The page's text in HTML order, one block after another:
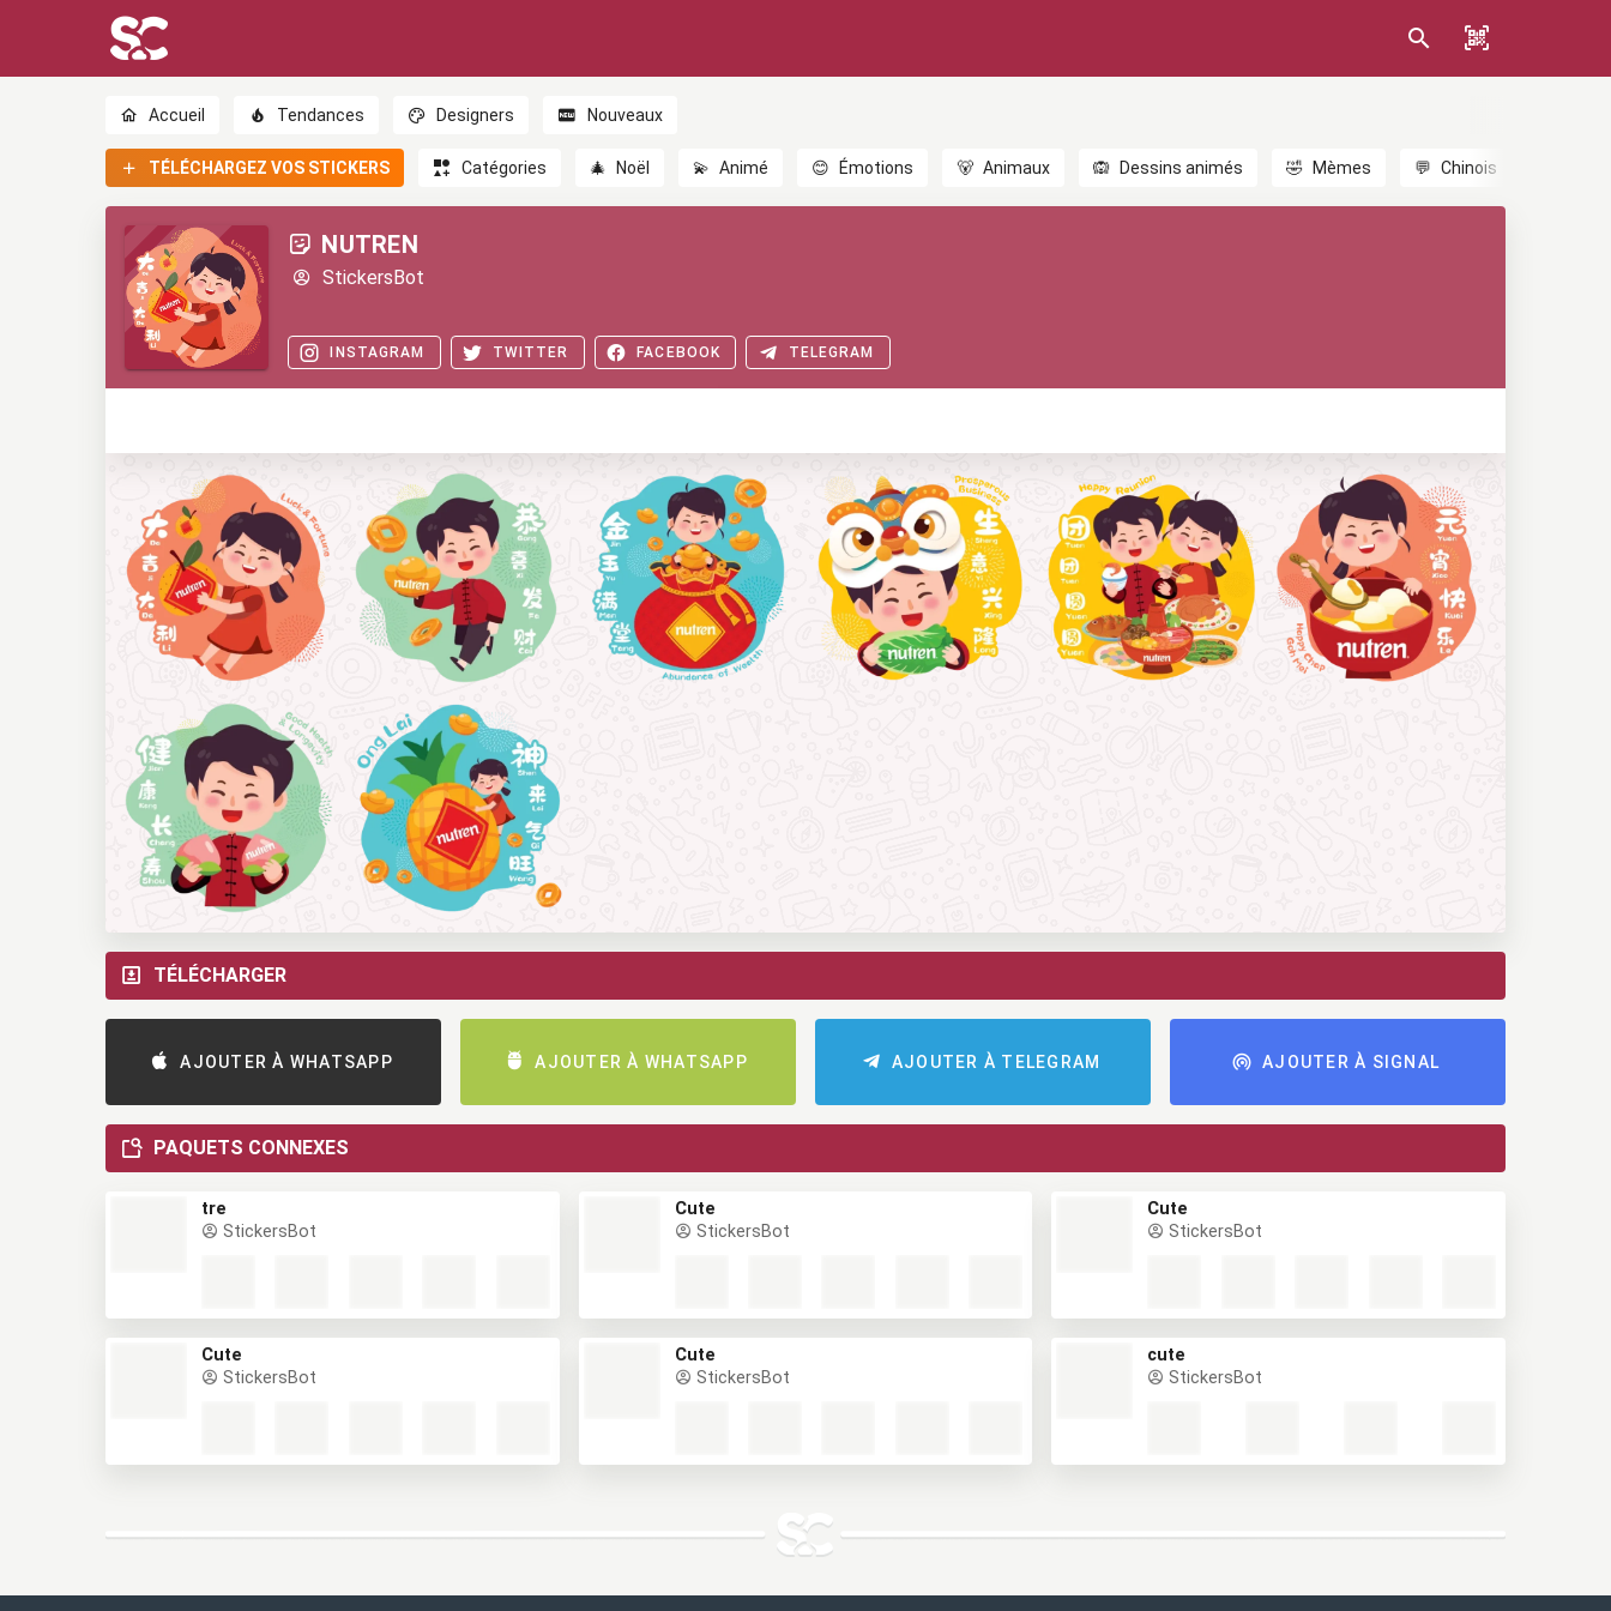
Accueil Tendances Designers Nouveaux
TÉLÉCHARGEZ VOS STICKERS Catégories 🎄 Noël 💫 Animé 😊 Émotions 🐻 Animaux 🙉 Dessins animés 🤣 Mèmes 💬 Chinois
NUTREN
StickersBot
INSTAGRAM TWITTER FACEBOOK TELEGRAM
TÉLÉCHARGER
AJOUTER À WHATSAPP AJOUTER À WHATSAPP AJOUTER À TELEGRAM AJOUTER À SIGNAL
PAQUETS CONNEXES
tre
StickersBot
Cute
StickersBot
Cute
StickersBot
Cute
StickersBot
Cute
StickersBot
cute
StickersBot